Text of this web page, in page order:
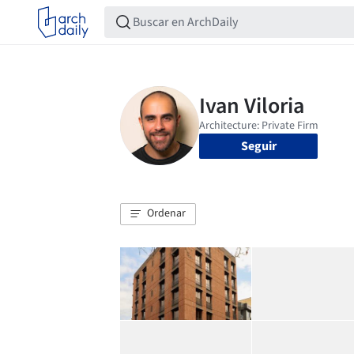
Seguir
Ordenar